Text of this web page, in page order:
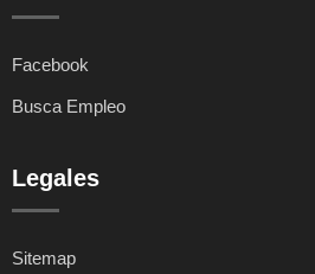
Facebook
Busca Empleo
Legales
Sitemap